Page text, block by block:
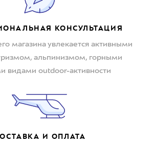
КОНСУЛЬТАЦИЯ
магазина увлекается активными
альпинизмом, горными
видами outdoor-активности
И ОПЛАТА